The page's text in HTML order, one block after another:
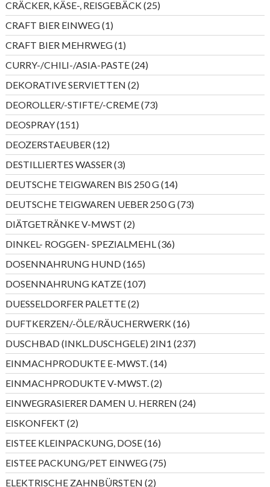
CRÄCKER, KÄSE-, REISGEBÄCK 2525
Produkte
CRAFT BIER EINWEG 11
Produkt
CRAFT BIER MEHRWEG 11
Produkt
CURRY-/CHILI-/ASIA-PASTE 2424
Produkte
DEKORATIVE SERVIETTEN 22
Produkte
DEOROLLER/-STIFTE/-CREME 7373
Produkte
DEOSPRAY 151151
Produkte
DEOZERSTAEUBER 1212
Produkte
DESTILLIERTES WASSER 33
Produkte
DEUTSCHE TEIGWAREN BIS 250 G 1414
Produkte
DEUTSCHE TEIGWAREN UEBER 250 G 7373
Produkte
DIÄTGETRÄNKE V-MWST 22
Produkte
DINKEL- ROGGEN- SPEZIALMEHL 3636
Produkte
DOSENNAHRUNG HUND 165165
Produkte
DOSENNAHRUNG KATZE 107107
Produkte
DUESSELDORFER PALETTE 22
Produkte
DUFTKERZEN/-ÖLE/RÄUCHERWERK 1616
Produkte
DUSCHBAD (INKL.DUSCHGELE) 2IN1 237237
Produkte
EINMACHPRODUKTE E-MWST. 1414
Produkte
EINMACHPRODUKTE V-MWST. 22
Produkte
EINWEGRASIERER DAMEN U. HERREN 2424
Produkte
EISKONFEKT 22
Produkte
EISTEE KLEINPACKUNG, DOSE 1616
Produkte
EISTEE PACKUNG/PET EINWEG 7575
Produkte
ELEKTRISCHE ZAHNBÜRSTEN 22